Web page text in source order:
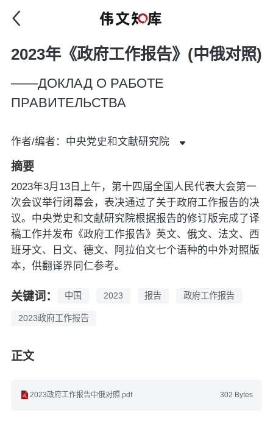
2023年《政府工作报告》(中俄对照)
——ДОКЛАД О РАБОТЕ
ПРАВИТЕЛЬСТВА
作者/编者：中央党史和文献研究院
摘要
2023年3月13日上午，第十四届全国人民代表大会第一
次会议举行闭幕会，表决通过了关于政府工作报告的决
议。中央党史和文献研究院根据报告的修订版完成了译
稿工作并发布《政府工作报告》英文、俄文、法文、西
班牙文、日文、德文、阿拉伯文七个语种的中外对照版
本，供翻译界同仁参考。
关键词： 中国 2023 报告 政府工作报告
2023政府工作报告
正文
302 Bytes
2023政府工作报告中俄对照.pdf